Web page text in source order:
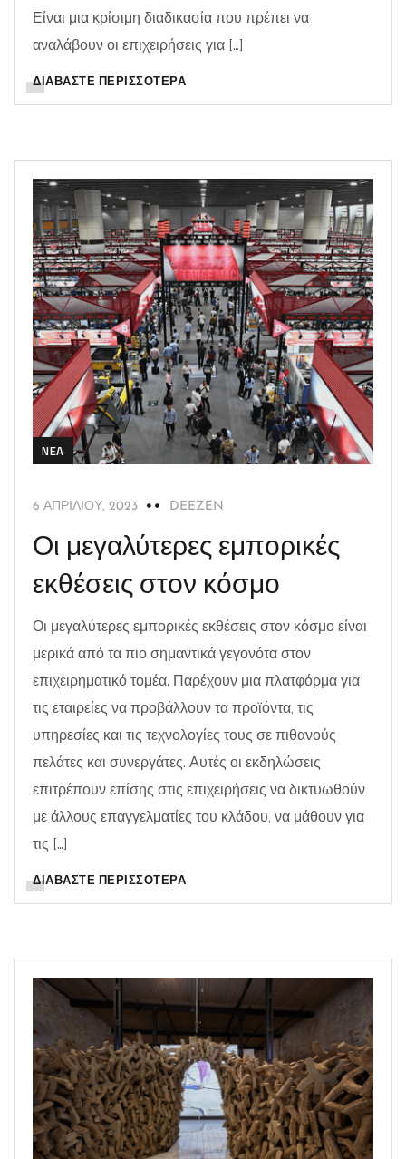
Είναι μια κρίσιμη διαδικασία που πρέπει να
αναλάβουν οι επιχειρήσεις για […]
ΔΙΑΒΆΣΤΕ ΠΕΡΙΣΣΌΤΕΡΑ
NEA
6 ΑΠΡΙΛΊΟΥ, 2023 DEEZEN
Οι μεγαλύτερες εμπορικές
εκθέσεις στον κόσμο
Οι μεγαλύτερες εμπορικές εκθέσεις στον κόσμο είναι
μερικά από τα πιο σημαντικά γεγονότα στον
επιχειρηματικό τομέα. Παρέχουν μια πλατφόρμα για
τις εταιρείες να προβάλλουν τα προϊόντα, τις
υπηρεσίες και τις τεχνολογίες τους σε πιθανούς
πελάτες και συνεργάτες. Αυτές οι εκδηλώσεις
επιτρέπουν επίσης στις επιχειρήσεις να δικτυωθούν
με άλλους επαγγελματίες του κλάδου, να μάθουν για
τις […]
ΔΙΑΒΆΣΤΕ ΠΕΡΙΣΣΌΤΕΡΑ